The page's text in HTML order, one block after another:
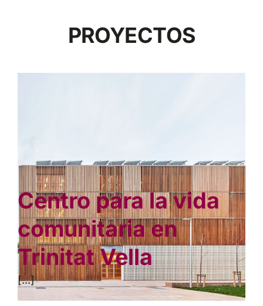
EspañolPROYECTOS
Centro para la vida
comunitaria en
Trinitat Vella
[...]